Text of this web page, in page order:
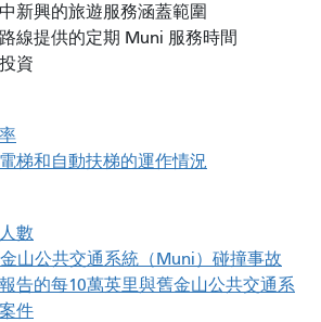
新興的旅遊服務涵蓋範圍
線提供的定期 Muni 服務時間
資
梯和自動扶梯的運作情況
數
山公共交通系統（Muni）碰撞事故
告的每10萬英里與舊金山公共交通系
件